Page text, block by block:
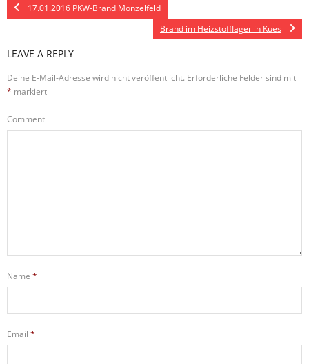
17.01.2016 PKW-Brand Monzelfeld
Brand im Heizstofflager in Kues
LEAVE A REPLY
Deine E-Mail-Adresse wird nicht veröffentlicht. Erforderliche Felder sind mit
* markiert
Comment
Name *
Email *